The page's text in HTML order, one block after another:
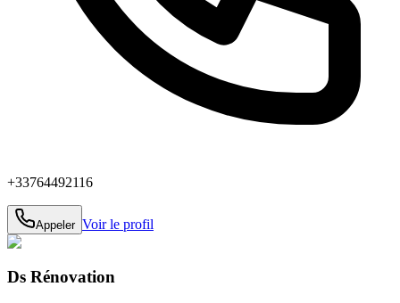
+33764492116
Appeler Voir le profil
Ds Rénovation